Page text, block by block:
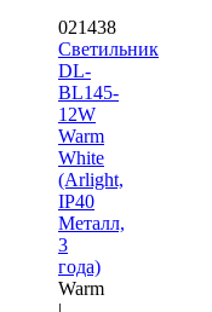
021438
Светильник
DL-
BL145-
12W
Warm
White
(Arlight,
IP40
Металл,
3
года)
Warm